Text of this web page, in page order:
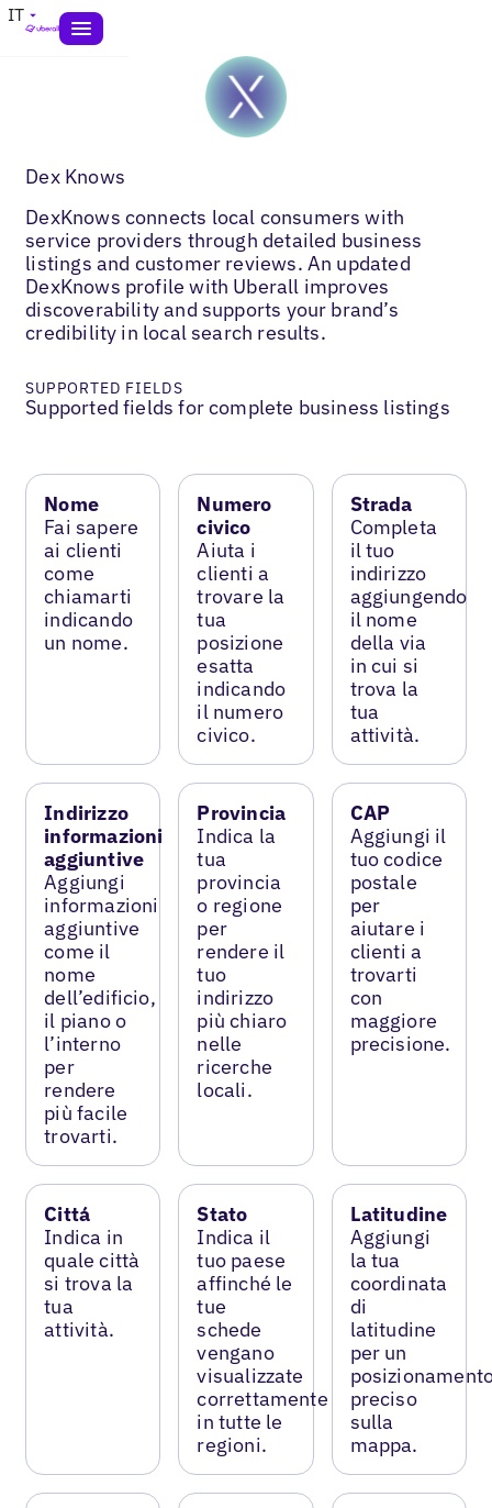
IT
Dex Knows
DexKnows connects local consumers with
service providers through detailed business
listings and customer reviews. An updated
DexKnows profile with Uberall improves
discoverability and supports your brand’s
credibility in local search results.
SUPPORTED FIELDS
Supported fields for complete business listings
Nome
Fai sapere
ai clienti
come
chiamarti
indicando
un nome.
Numero
civico
Aiuta i
clienti a
trovare la
tua
posizione
esatta
indicando
il numero
civico.
Strada
Completa
il tuo
indirizzo
aggiungendo
il nome
della via
in cui si
trova la
tua
attività.
Indirizzo
informazioni
aggiuntive
Aggiungi
informazioni
aggiuntive
come il
nome
dell’edificio,
il piano o
l’interno
per
rendere
più facile
trovarti.
Provincia
Indica la
tua
provincia
o regione
per
rendere il
tuo
indirizzo
più chiaro
nelle
ricerche
locali.
CAP
Aggiungi il
tuo codice
postale
per
aiutare i
clienti a
trovarti
con
maggiore
precisione.
Cittá
Indica in
quale città
si trova la
tua
attività.
Stato
Indica il
tuo paese
affinché le
tue
schede
vengano
visualizzate
correttamente
in tutte le
regioni.
Latitudine
Aggiungi
la tua
coordinata
di
latitudine
per un
preciso
sulla
mappa.